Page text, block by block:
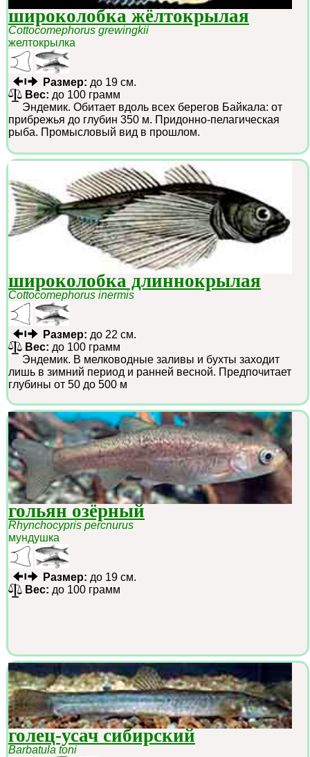
широколобка жёлтокрылая
Cottocomephorus grewingkii
желтокрылка
Размер: до 19 см.
Вес: до 100 грамм
Эндемик. Обитает вдоль всех берегов Байкала: от
прибрежья до глубин 350 м. Придонно-пелагическая
рыба. Промысловый вид в прошлом.
широколобка длиннокрылая
Cottocomephorus inermis
Размер: до 22 см.
Вес: до 100 грамм
Эндемик. В мелководные заливы и бухты заходит
лишь в зимний период и ранней весной. Предпочитает
глубины от 50 до 500 м
гольян озёрный
Rhynchocypris percnurus
мундушка
Размер: до 19 см.
Вес: до 100 грамм
голец-усач сибирский
Barbatula toni